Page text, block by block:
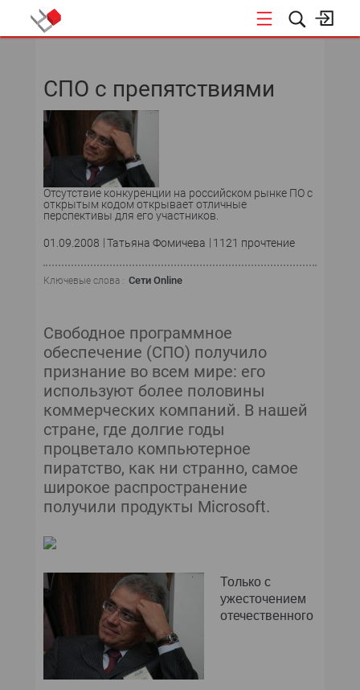
СПО с препятствиями
Отсутствие конкуренции на российском рынке ПО с
открытым кодом открывает отличные
перспективы для его участников.
01.09.2008 Татьяна Фомичева 1121 прочтение
Ключевые слова : Сети Online
Свободное программное
обеспечение (СПО) получило
признание во всем мире: его
используют более половины
коммерческих компаний. В нашей
стране, где долгие годы
процветало компьютерное
пиратство, как ни странно, самое
широкое распространение
получили продукты Microsoft.
Только с
ужесточением
отечественного